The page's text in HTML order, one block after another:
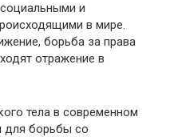
и
в мире.
борьба за права
отражение в
тела в современном
для борьбы со